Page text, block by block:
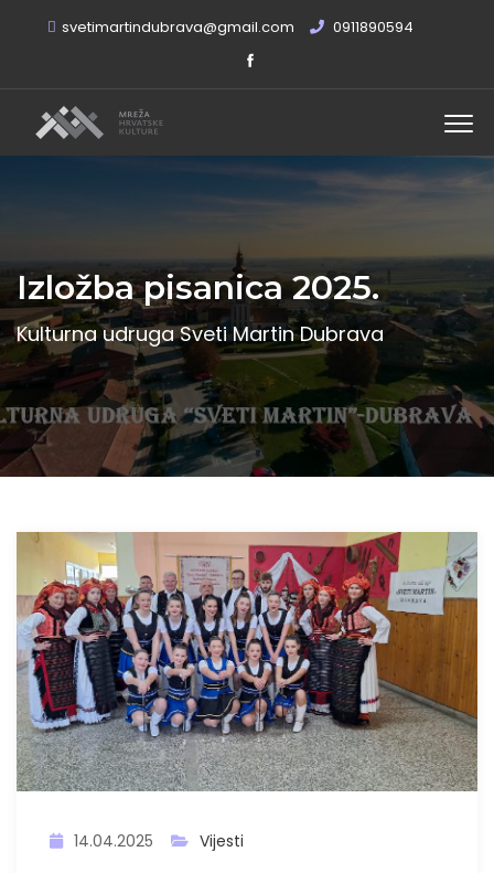
svetimartindubrava@gmail.com 0911890594
Izložba pisanica 2025.
Kulturna udruga Sveti Martin Dubrava
14.04.2025 Vijesti